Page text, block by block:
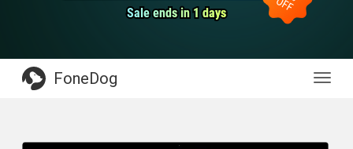
Sale ends in 1 days
Sale ends in 1 days
전
FoneDog